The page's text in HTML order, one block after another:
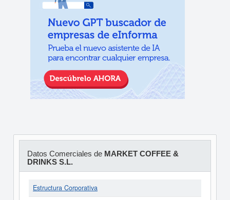
Datos Comerciales de MARKET COFFEE &
DRINKS S.L.
Estructura Corporativa